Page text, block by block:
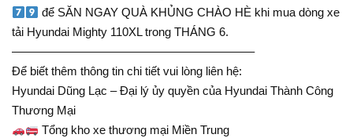
để SĂN NGAY QUÀ KHỦNG CHÀO HÈ khi mua dòng xe
tải Hyundai Mighty 110XL trong THÁNG 6.
————————————————————–
Để biết thêm thông tin chi tiết vui lòng liên hệ:
Hyundai Dũng Lạc – Đại lý ủy quyền của Hyundai Thành Công
Thương Mại
Tổng kho xe thương mại Miền Trung